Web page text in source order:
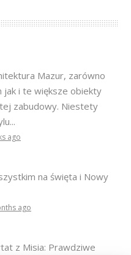
Mazur, zarówno
jak i te większe obiekty
zabudowy. Niestety
ago
na święta i Nowy
ago
z Misia: Prawdziwe